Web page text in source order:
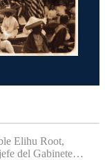
Elihu Root,
del Gabinete…